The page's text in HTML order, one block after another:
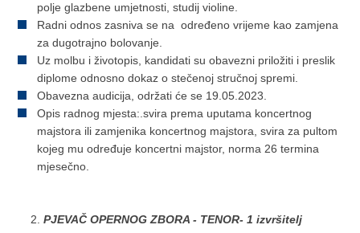
polje glazbene umjetnosti, studij violine.
Radni odnos zasniva se na određeno vrijeme kao zamjena
za dugotrajno bolovanje.
Uz molbu i životopis, kandidati su obavezni priložiti i preslik
diplome odnosno dokaz o stečenoj stručnoj spremi.
Obavezna audicija, održati će se 19.05.2023.
Opis radnog mjesta:.svira prema uputama koncertnog
majstora ili zamjenika koncertnog majstora, svira za pultom
kojeg mu određuje koncertni majstor, norma 26 termina
mjesečno.
PJEVAČ OPERNOG ZBORA - TENOR- 1 izvršitelj